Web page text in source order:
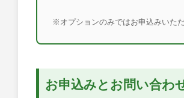
※オプションのみではお申込みいた
お申込みとお問い合わ